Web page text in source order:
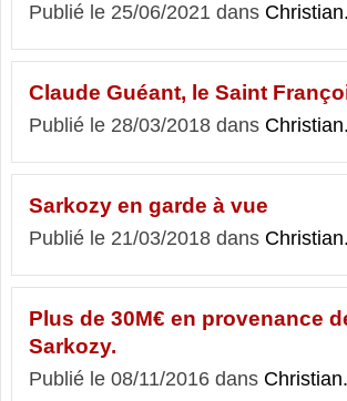
Publié le 25/06/2021 dans
Claude Guéant, le Saint
Publié le 28/03/2018 dans
Sarkozy en garde à vue
Publié le 21/03/2018 dans
Plus de 30M€ en provenance
Sarkozy.
Publié le 08/11/2016 dans